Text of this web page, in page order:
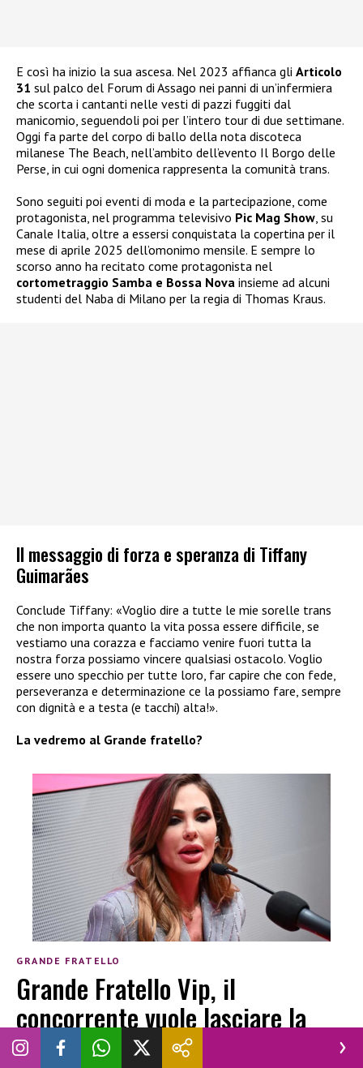
E così ha inizio la sua ascesa. Nel 2023 affianca gli Articolo
31 sul palco del Forum di Assago nei panni di un’infermiera
che scorta i cantanti nelle vesti di pazzi fuggiti dal
manicomio, seguendoli poi per l’intero tour di due settimane.
Oggi fa parte del corpo di ballo della nota discoteca
milanese The Beach, nell’ambito dell’evento Il Borgo delle
Perse, in cui ogni domenica rappresenta la comunità trans.
Sono seguiti poi eventi di moda e la partecipazione, come
protagonista, nel programma televisivo Pic Mag Show , su
Canale Italia, oltre a essersi conquistata la copertina per il
mese di aprile 2025 dell’omonimo mensile. E sempre lo
scorso anno ha recitato come protagonista nel
cortometraggio Samba e Bossa Nova insieme ad alcuni
studenti del Naba di Milano per la regia di Thomas Kraus.
Il messaggio di forza e speranza di Tiffany
Guimarães
Conclude Tiffany: «Voglio dire a tutte le mie sorelle trans
che non importa quanto la vita possa essere difficile, se
vestiamo una corazza e facciamo venire fuori tutta la
nostra forza possiamo vincere qualsiasi ostacolo. Voglio
essere uno specchio per tutte loro, far capire che con fede,
perseveranza e determinazione ce la possiamo fare, sempre
con dignità e a testa (e tacchi) alta!».
La vedremo al Grande fratello?
GRANDE FRATELLO
Grande Fratello Vip, il
concorrente vuole lasciare la
Casa: cosa sta succedendo